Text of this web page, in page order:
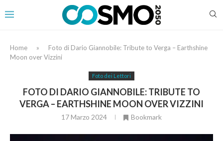
Home »
Foto di Dario Giannobile: Tribute to Verga – Earthshine
Moon over Vizzini
Foto dei Lettori
FOTO DI DARIO GIANNOBILE: TRIBUTE TO
VERGA – EARTHSHINE MOON OVER VIZZINI
17 Marzo 2024 Bookmark